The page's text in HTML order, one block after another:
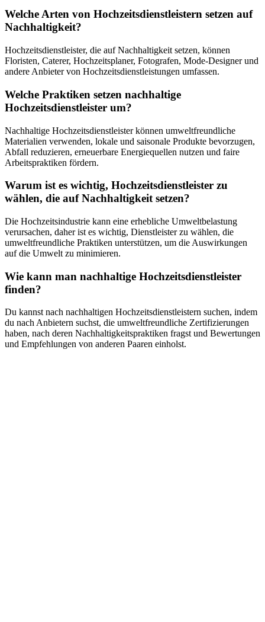
Welche Arten von Hochzeitsdienstleistern setzen auf
Nachhaltigkeit?
Hochzeitsdienstleister, die auf Nachhaltigkeit setzen, können
Floristen, Caterer, Hochzeitsplaner, Fotografen, Mode-Designer und
andere Anbieter von Hochzeitsdienstleistungen umfassen.
Welche Praktiken setzen nachhaltige
Hochzeitsdienstleister um?
Nachhaltige Hochzeitsdienstleister können umweltfreundliche
Materialien verwenden, lokale und saisonale Produkte bevorzugen,
Abfall reduzieren, erneuerbare Energiequellen nutzen und faire
Arbeitspraktiken fördern.
Warum ist es wichtig, Hochzeitsdienstleister zu
wählen, die auf Nachhaltigkeit setzen?
Die Hochzeitsindustrie kann eine erhebliche Umweltbelastung
verursachen, daher ist es wichtig, Dienstleister zu wählen, die
umweltfreundliche Praktiken unterstützen, um die Auswirkungen
auf die Umwelt zu minimieren.
Wie kann man nachhaltige Hochzeitsdienstleister
finden?
Du kannst nach nachhaltigen Hochzeitsdienstleistern suchen, indem
du nach Anbietern suchst, die umweltfreundliche Zertifizierungen
haben, nach deren Nachhaltigkeitspraktiken fragst und Bewertungen
und Empfehlungen von anderen Paaren einholst.